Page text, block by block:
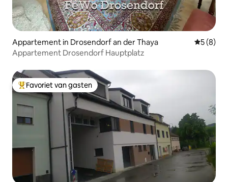
Appartement in Drosendorf an der Thaya
5 (8)
Appartement Drosendorf Hauptplatz
Topfavoriet van gasten
Favoriet van gasten